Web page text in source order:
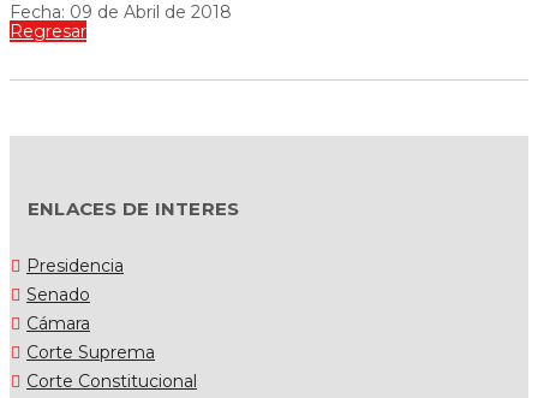
Fecha: 09 de Abril de 2018
Regresar
ENLACES DE INTERES
Presidencia
Senado
Cámara
Corte Suprema
Corte Constitucional